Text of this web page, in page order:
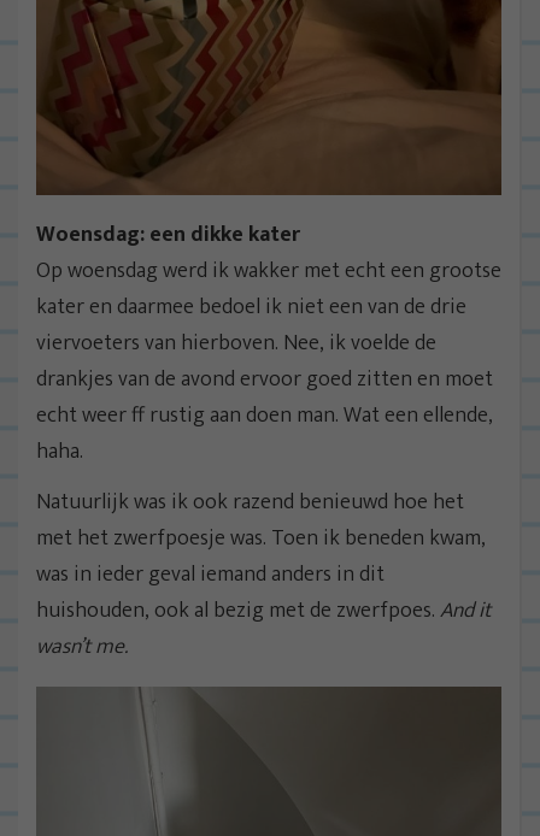
Woensdag: een dikke kater
Op woensdag werd ik wakker met echt een grootse
kater en daarmee bedoel ik niet een van de drie
viervoeters van hierboven. Nee, ik voelde de
drankjes van de avond ervoor goed zitten en moet
echt weer ff rustig aan doen man. Wat een ellende,
haha.
Natuurlijk was ik ook razend benieuwd hoe het
met het zwerfpoesje was. Toen ik beneden kwam,
was in ieder geval iemand anders in dit
huishouden, ook al bezig met de zwerfpoes.And it
wasn’t me.